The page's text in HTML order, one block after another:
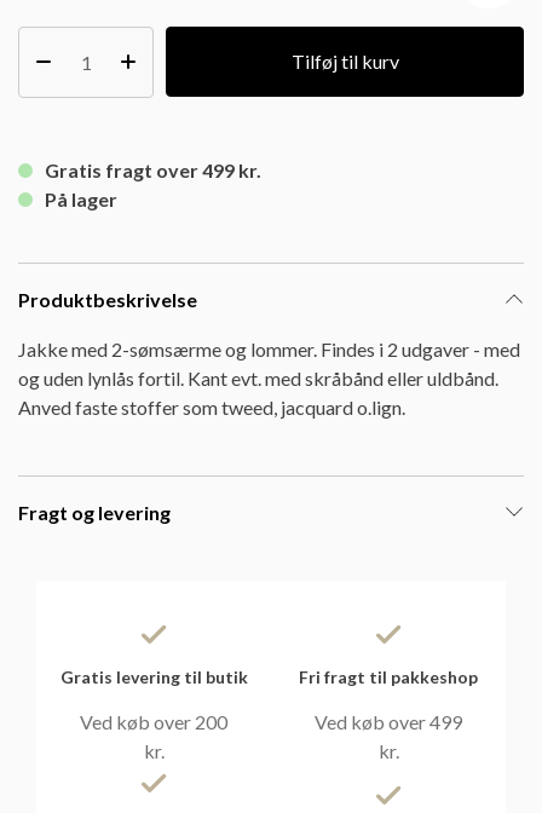
Tilføj til kurv
Gratis fragt over 499 kr.
På lager
Produktbeskrivelse
Jakke med 2-sømsærme og lommer. Findes i 2 udgaver - med
og uden lynlås fortil. Kant evt. med skråbånd eller uldbånd.
Anved faste stoffer som tweed, jacquard o.lign.
Fragt og levering
Gratis levering til butik
Ved køb over 200
kr.
Fri fragt til pakkeshop
Ved køb over 499
kr.